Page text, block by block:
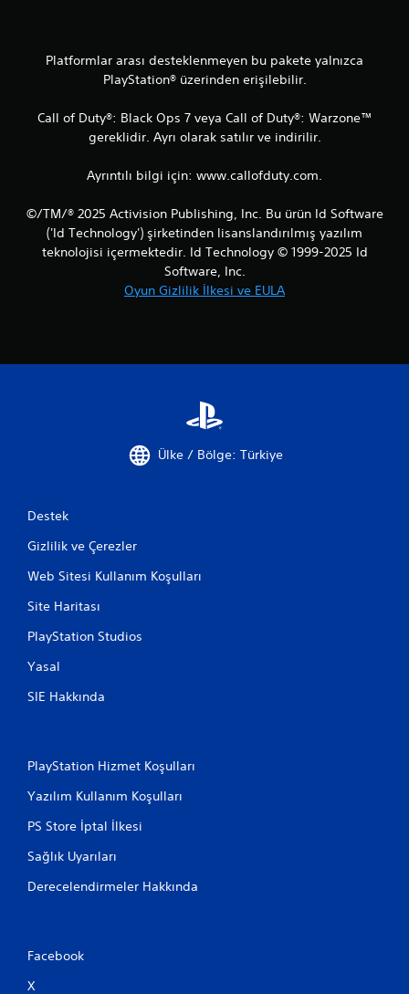
Platformlar arası desteklenmeyen bu pakete yalnızca
PlayStation® üzerinden erişilebilir.
Call of Duty®: Black Ops 7 veya Call of Duty®: Warzone™
gereklidir. Ayrı olarak satılır ve indirilir.
Ayrıntılı bilgi için: www.callofduty.com.
©/TM/® 2025 Activision Publishing, Inc. Bu ürün Id Software
('Id Technology') şirketinden lisanslandırılmış yazılım
teknolojisi içermektedir. Id Technology © 1999-2025 Id
Software, Inc.
Oyun Gizlilik İlkesi ve EULA
Ülke / Bölge: Türkiye
Destek
Gizlilik ve Çerezler
Web Sitesi Kullanım Koşulları
Site Haritası
PlayStation Studios
Yasal
SIE Hakkında
PlayStation Hizmet Koşulları
Yazılım Kullanım Koşulları
PS Store İptal İlkesi
Sağlık Uyarıları
Derecelendirmeler Hakkında
Facebook
X